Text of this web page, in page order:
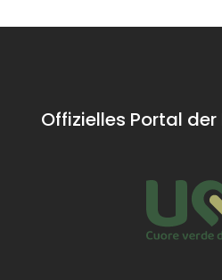
Offizielles Portal der